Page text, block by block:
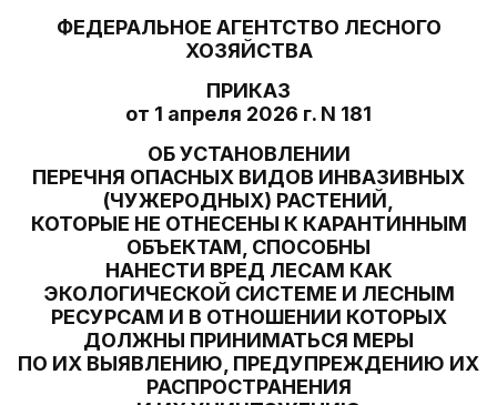
ФЕДЕРАЛЬНОЕ АГЕНТСТВО ЛЕСНОГО
ХОЗЯЙСТВА
ПРИКАЗ
от 1 апреля 2026 г. N 181
ОБ УСТАНОВЛЕНИИ
ПЕРЕЧНЯ ОПАСНЫХ ВИДОВ ИНВАЗИВНЫХ
(ЧУЖЕРОДНЫХ) РАСТЕНИЙ,
КОТОРЫЕ НЕ ОТНЕСЕНЫ К КАРАНТИННЫМ
ОБЪЕКТАМ, СПОСОБНЫ
НАНЕСТИ ВРЕД ЛЕСАМ КАК
ЭКОЛОГИЧЕСКОЙ СИСТЕМЕ И ЛЕСНЫМ
РЕСУРСАМ И В ОТНОШЕНИИ КОТОРЫХ
ДОЛЖНЫ ПРИНИМАТЬСЯ МЕРЫ
ПО ИХ ВЫЯВЛЕНИЮ, ПРЕДУПРЕЖДЕНИЮ ИХ
РАСПРОСТРАНЕНИЯ